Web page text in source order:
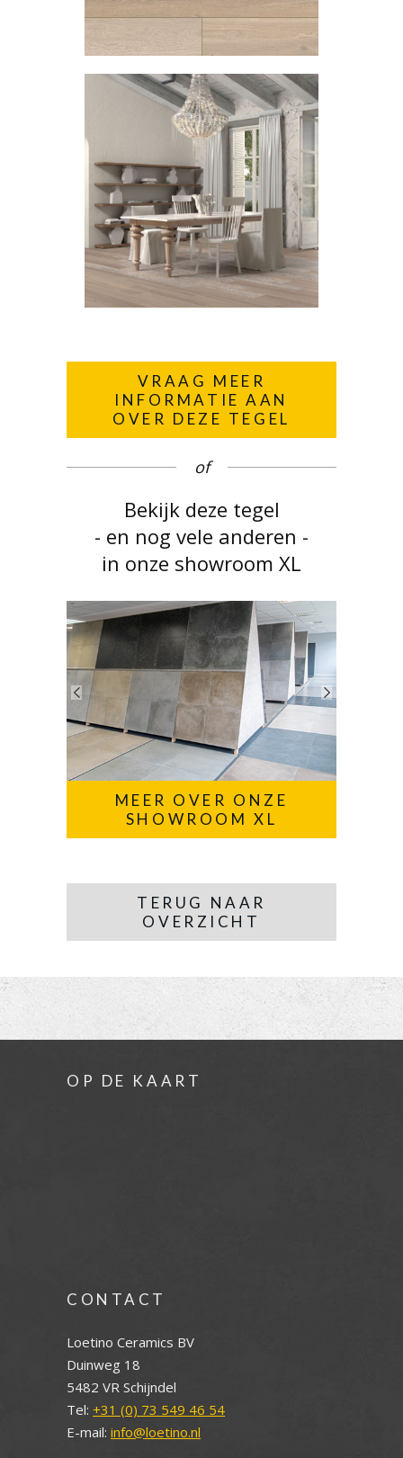
VRAAG MEER
INFORMATIE AAN
OVER DEZE TEGEL
of
Bekijk deze tegel
- en nog vele anderen -
in onze showroom XL
MEER OVER ONZE
SHOWROOM XL
TERUG NAAR
OVERZICHT
OP DE KAART
CONTACT
Loetino Ceramics BV
Duinweg 18
5482 VR Schijndel
Tel: +31 (0) 73 549 46 54
E-mail: info@loetino.nl